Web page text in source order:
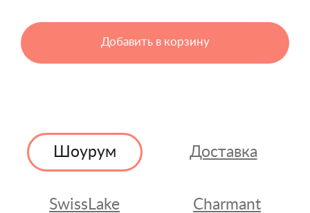
Добавить в корзину
Шоурум Доставка
SwissLake Charmant